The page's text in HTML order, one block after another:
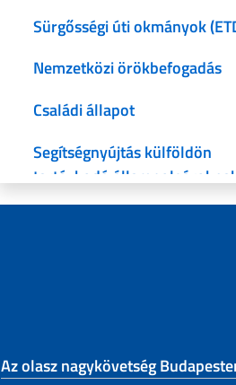
Sürgősségi úti okmányok
Nemzetközi örökbefogadás
Családi állapot
Segítségnyújtás külföldön
tartózkodó állampolgároknak
felülhitelesítése
Az olasz nagykövetség